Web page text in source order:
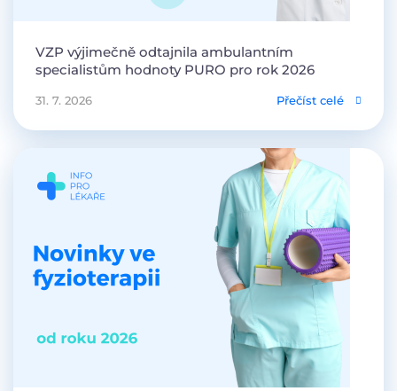
VZP výjimečně odtajnila ambulantním
specialistům hodnoty PURO pro rok 2026
31. 7. 2026 Přečíst celé